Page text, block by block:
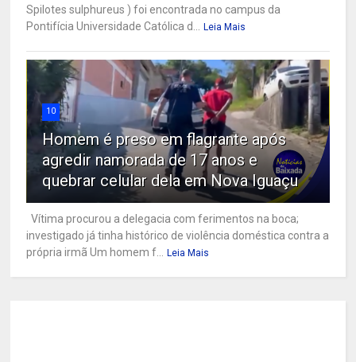
Spilotes sulphureus ) foi encontrada no campus da
Pontifícia Universidade Católica d...
Leia Mais
10
Homem é preso em flagrante após
agredir namorada de 17 anos e
quebrar celular dela em Nova Iguaçu
Vítima procurou a delegacia com ferimentos na boca;
investigado já tinha histórico de violência doméstica contra a
própria irmã Um homem f...
Leia Mais